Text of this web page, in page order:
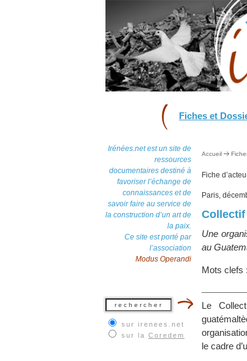
Fiches et
Irénées.net est un site de
ressources
documentaires destiné à
favoriser l’échange de
connaissances et de
savoir faire au service de
la construction d’un art de
la paix.
Ce site est porté par
l’association
Modus Operandi
sur irenees.net
sur la Coredem
Accueil
Fiche
Paris,
Collectif
Une
au
Mots clefs :
Le
le cadre